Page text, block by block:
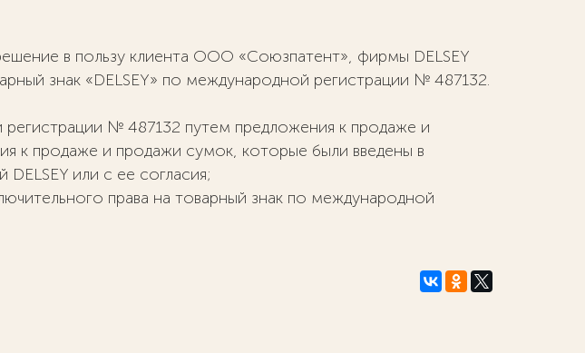
в пользу клиента ООО «Союзпатент», фирмы DELSEY
знак «DELSEY» по международной регистрации № 487132.
№ 487132 путем предложения к продаже и
к продаже и продажи сумок, которые были введены в
или с ее согласия;
права на товарный знак по международной